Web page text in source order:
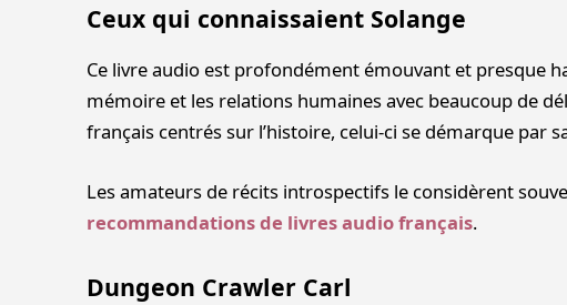
Ceux qui connaissaient Solange
Ce livre audio est profondément émouvant et presque
mémoire et les relations humaines avec beaucoup de
français centrés sur l’histoire, celui-ci se démarque par
Les amateurs de récits introspectifs le considèrent
recommandations de livres audio français.
Dungeon Crawler Carl